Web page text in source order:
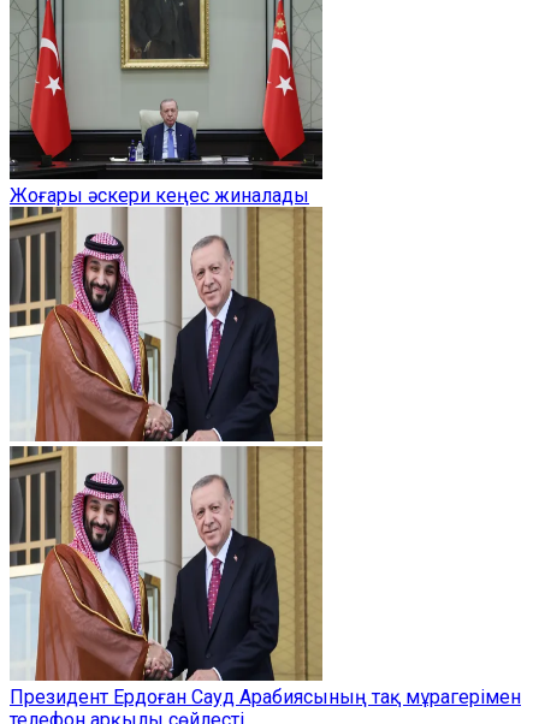
Жоғары әскери кеңес жиналады
Президент Ердоған Сауд Арабиясының тақ мұрагерімен